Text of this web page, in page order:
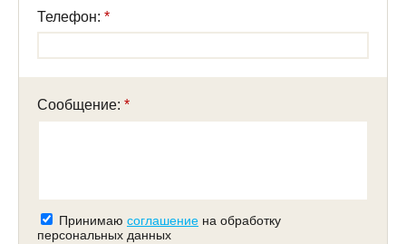
Телефон:
Сообщение:
Принимаю соглашение на обработку
персональных данных